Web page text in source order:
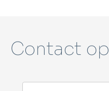
Contact